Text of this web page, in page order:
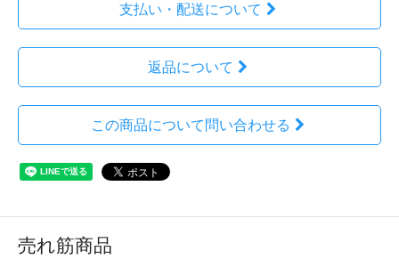
支払い・配送について
返品について
この商品について問い合わせる
売れ筋商品